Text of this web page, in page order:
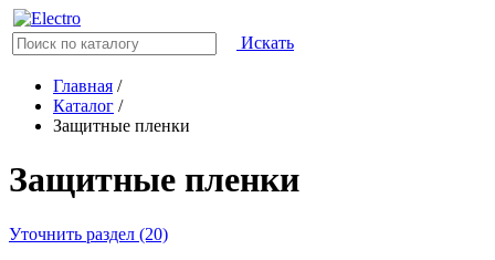
Искать
Главная /
Каталог /
Защитные пленки
Защитные пленки
Уточнить раздел (20)